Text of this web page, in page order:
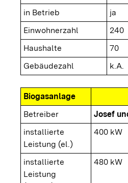
in Betrieb
ja
Einwohnerzahl
240
Haushalte
70
Gebäudezahl
k.A.
Biogasanlage
Betreiber
Josef
installierte
Leistung (el.)
400 kW
installierte
Leistung
480 kW